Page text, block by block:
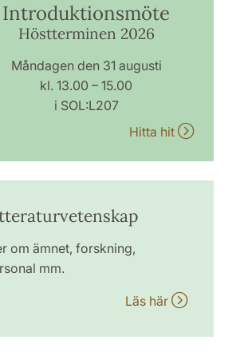
Introduktionsmöte
Höstterminen 2026
Måndagen den 31 augusti
kl. 13.00 – 15.00
i SOL:L207
Hitta hit
om ämnet, forskning,
mm.
Läs här